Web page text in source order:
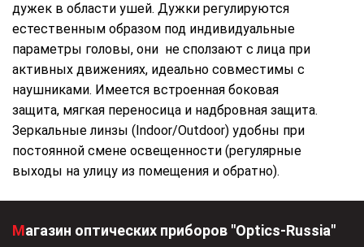
дужек в области ушей. Дужки регулируются
естественным образом под индивидуальные
параметры головы, они не сползают с лица при
активных движениях, идеально совместимы с
наушниками. Имеется встроенная боковая
защита, мягкая переносица и надбровная защита.
Зеркальные линзы (Indoor/Outdoor) удобны при
постоянной смене освещенности (регулярные
выходы на улицу из помещения и обратно).
Магазин оптических приборов "Optics-Russia"